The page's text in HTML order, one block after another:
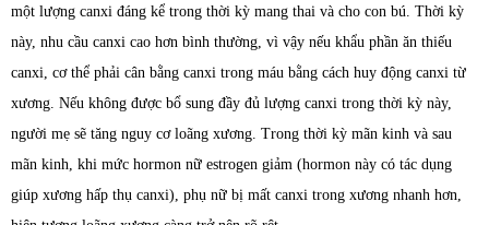
một lượng canxi đáng kể trong thời kỳ mang thai và cho con bú. Thời kỳ
này, nhu cầu canxi cao hơn bình thường, vì vậy nếu khẩu phần ăn thiếu
canxi, cơ thể phải cân bằng canxi trong máu bằng cách huy động canxi từ
xương. Nếu không được bổ sung đầy đủ lượng canxi trong thời kỳ này,
người mẹ sẽ tăng nguy cơ loãng xư­ơng. Trong thời kỳ mãn kinh và sau
mãn kinh, khi mức hormon nữ estrogen giảm (hormon này có tác dụng
giúp xương hấp thụ canxi), phụ nữ bị mất canxi trong xương nhanh hơn,